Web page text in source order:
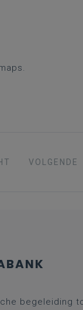
VOLGENDE
begeleiding